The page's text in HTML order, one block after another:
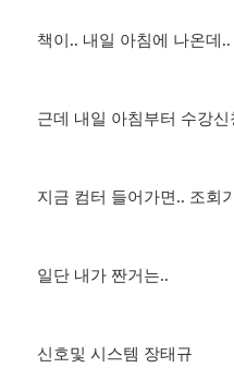
책이.. 내일 아침에 나온데..
근데 내일 아침부터 수강신
지금 컴터 들어가면.. 조회
일단 내가 짠거는..
신호및 시스템 장태규